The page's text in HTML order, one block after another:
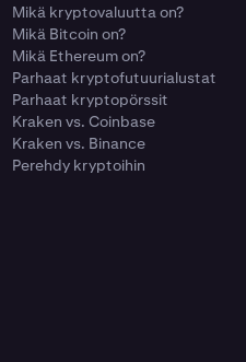
Mikä kryptovaluutta on?
Mikä Bitcoin on?
Mikä Ethereum on?
Parhaat kryptofutuurialustat
Parhaat kryptopörssit
Kraken vs. Coinbase
Kraken vs. Binance
Perehdy kryptoihin